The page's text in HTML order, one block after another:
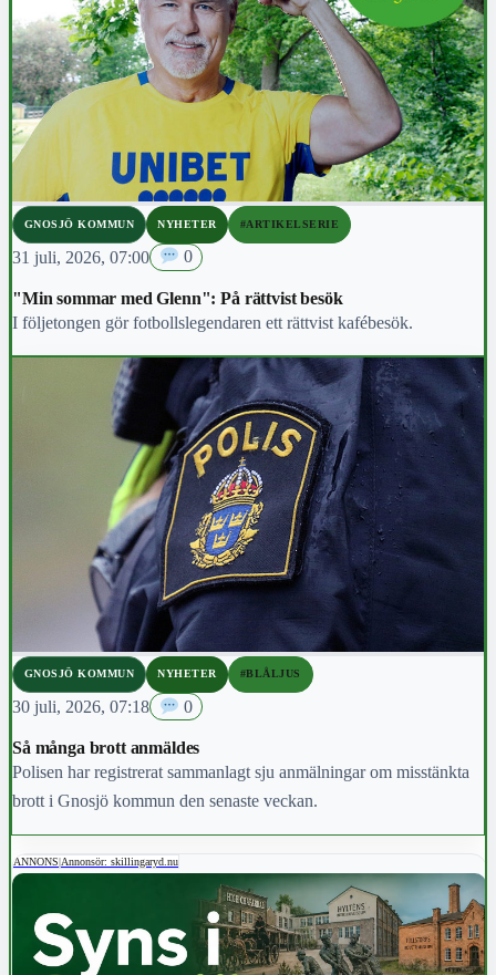
GNOSJÖ KOMMUN NYHETER #ARTIKELSERIE
31 juli, 2026, 07:00 0
"Min sommar med Glenn": På rättvist besök
I följetongen gör fotbollslegendaren ett rättvist kafébesök.
GNOSJÖ KOMMUN NYHETER #BLÅLJUS
30 juli, 2026, 07:18 0
Så många brott anmäldes
Polisen har registrerat sammanlagt sju anmälningar om misstänkta
brott i Gnosjö kommun den senaste veckan.
ANNONS|Annonsör: skillingaryd.nu